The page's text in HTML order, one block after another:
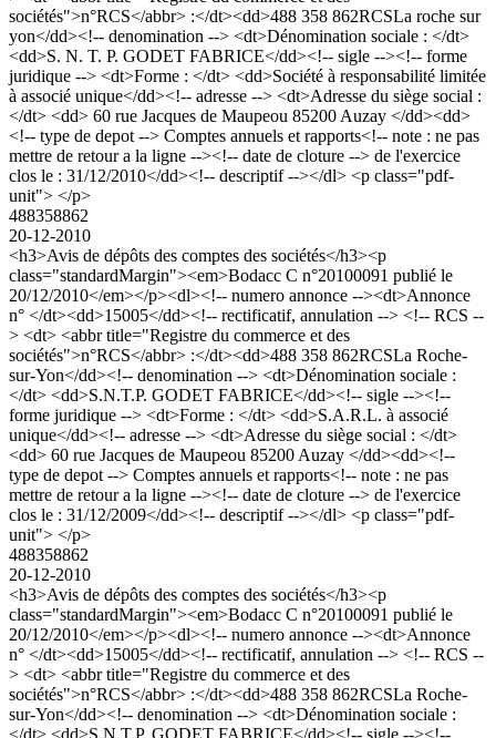
sociétés">n°RCS</abbr> :</dt><dd>488 358 862RCSLa roche sur
yon</dd><!-- denomination --> <dt>Dénomination sociale : </dt>
<dd>S. N. T. P. GODET FABRICE</dd><!-- sigle --><!-- forme
juridique --> <dt>Forme : </dt> <dd>Société à responsabilité limitée
à associé unique</dd><!-- adresse --> <dt>Adresse du siège social :
</dt> <dd> 60 rue Jacques de Maupeou 85200 Auzay </dd><dd>
<!-- type de depot --> Comptes annuels et rapports<!-- note : ne pas
mettre de retour a la ligne --><!-- date de cloture --> de l'exercice
clos le : 31/12/2010</dd><!-- descriptif --></dl> <p class="pdf-
unit"> </p>
488358862
20-12-2010
<h3>Avis de dépôts des comptes des sociétés</h3><p
class="standardMargin"><em>Bodacc C n°20100091 publié le
20/12/2010</em></p><dl><!-- numero annonce --><dt>Annonce
n° </dt><dd>15005</dd><!-- rectificatif, annulation --> <!-- RCS --
> <dt> <abbr title="Registre du commerce et des
sociétés">n°RCS</abbr> :</dt><dd>488 358 862RCSLa Roche-
sur-Yon</dd><!-- denomination --> <dt>Dénomination sociale :
</dt> <dd>S.N.T.P. GODET FABRICE</dd><!-- sigle --><!--
forme juridique --> <dt>Forme : </dt> <dd>S.A.R.L. à associé
unique</dd><!-- adresse --> <dt>Adresse du siège social : </dt>
<dd> 60 rue Jacques de Maupeou 85200 Auzay </dd><dd><!--
type de depot --> Comptes annuels et rapports<!-- note : ne pas
mettre de retour a la ligne --><!-- date de cloture --> de l'exercice
clos le : 31/12/2009</dd><!-- descriptif --></dl> <p class="pdf-
unit"> </p>
488358862
20-12-2010
<h3>Avis de dépôts des comptes des sociétés</h3><p
class="standardMargin"><em>Bodacc C n°20100091 publié le
20/12/2010</em></p><dl><!-- numero annonce --><dt>Annonce
n° </dt><dd>15005</dd><!-- rectificatif, annulation --> <!-- RCS --
> <dt> <abbr title="Registre du commerce et des
sociétés">n°RCS</abbr> :</dt><dd>488 358 862RCSLa Roche-
sur-Yon</dd><!-- denomination --> <dt>Dénomination sociale :
</dt> <dd>S.N.T.P. GODET FABRICE</dd><!-- sigle --><!--